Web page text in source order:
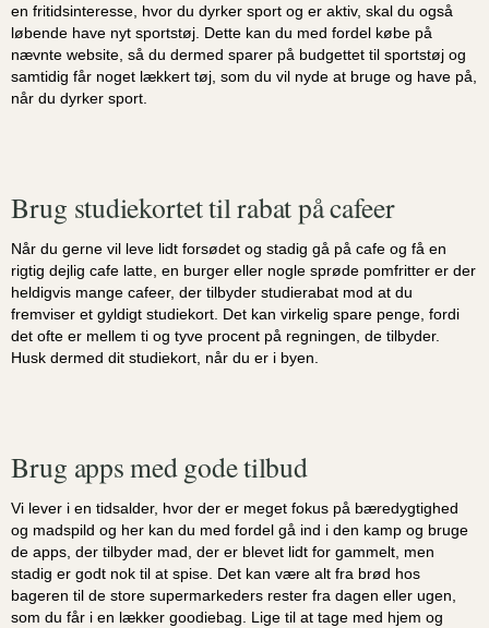
en fritidsinteresse, hvor du dyrker sport og er aktiv, skal du også
løbende have nyt sportstøj. Dette kan du med fordel købe på
nævnte website, så du dermed sparer på budgettet til sportstøj og
samtidig får noget lækkert tøj, som du vil nyde at bruge og have på,
når du dyrker sport.
Brug studiekortet til rabat på cafeer
Når du gerne vil leve lidt forsødet og stadig gå på cafe og få en
rigtig dejlig cafe latte, en burger eller nogle sprøde pomfritter er der
heldigvis mange cafeer, der tilbyder studierabat mod at du
fremviser et gyldigt studiekort. Det kan virkelig spare penge, fordi
det ofte er mellem ti og tyve procent på regningen, de tilbyder.
Husk dermed dit studiekort, når du er i byen.
Brug apps med gode tilbud
Vi lever i en tidsalder, hvor der er meget fokus på bæredygtighed
og madspild og her kan du med fordel gå ind i den kamp og bruge
de apps, der tilbyder mad, der er blevet lidt for gammelt, men
stadig er godt nok til at spise. Det kan være alt fra brød hos
bageren til de store supermarkeders rester fra dagen eller ugen,
som du får i en lækker goodiebag. Lige til at tage med hjem og